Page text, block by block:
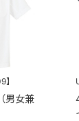
】
男女兼